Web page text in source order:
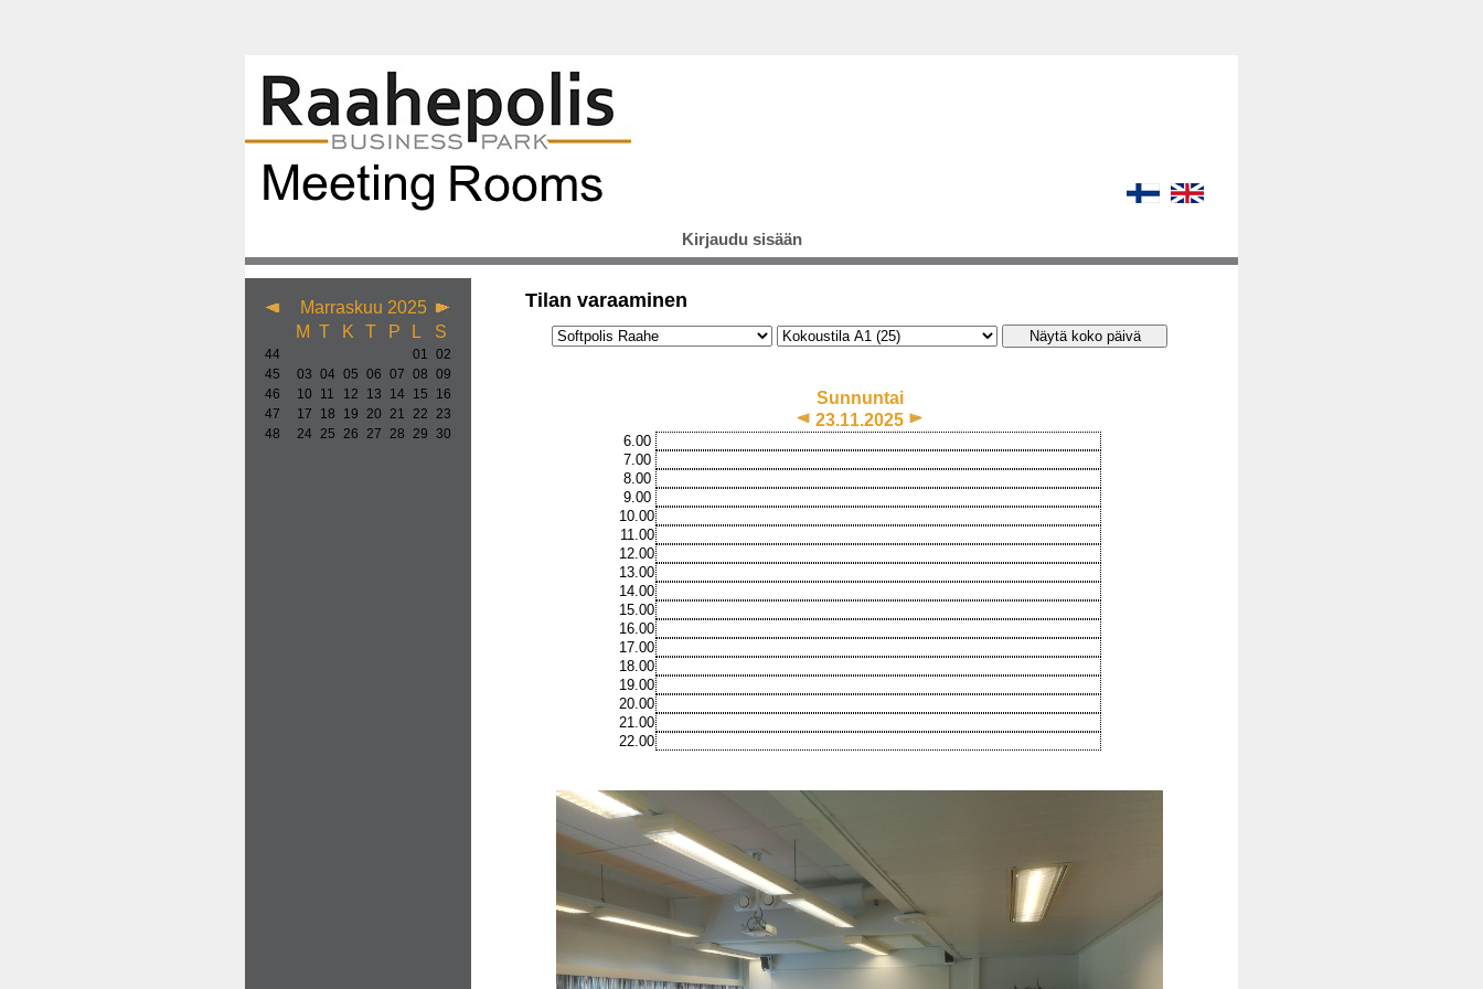
Kirjaudu sisään
Marraskuu 2025
M T K T P L S
44 01 02
45
03 04 05 06 07 08 09
46
10 11 12 13 14 15
16
47
17 18 19 20 21 22 23
48
24 25 26 27 28 29 30
Tilan varaaminen
Sunnuntai
23.11.2025
6.00
7.00
8.00
9.00
10.00
11.00
12.00
13.00
14.00
15.00
16.00
17.00
18.00
19.00
20.00
21.00
22.00